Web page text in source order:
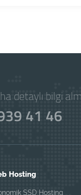
detaylı bilgi
41 46
Hosting
SSD Hosting